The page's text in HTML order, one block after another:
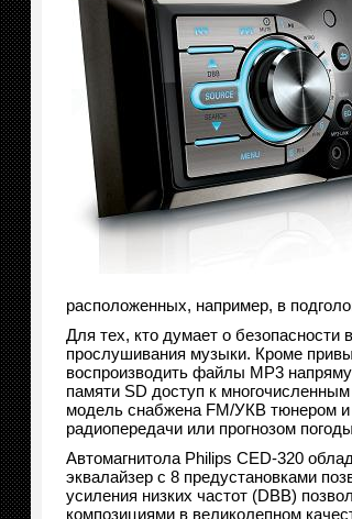
расположенных, например, в
Для тех, кто думает о безопасности
прослушивания музыки. Кроме
воспроизводить файлы MP3
памяти SD доступ к
модель снабжена FM/УКВ тюнером и
радиопередачи или прогнозом
Автомагнитола Philips CED-320
эквалайзер с 8 предустановками
усиления низких частот (DBB)
композициями в великолепном